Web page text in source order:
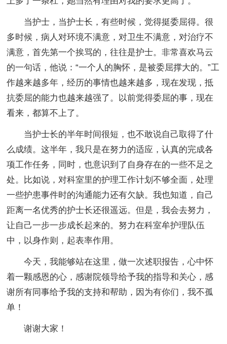
当护士，当护士长，有些时候，觉得挺委屈得。很
多时候，病人对环境不满意，对卫生不满意，对治疗不
满意，首先第一个挨骂的，往往是护士。非常喜欢马云
的一句话，他说：“一个人的胸怀，是被委屈撑大的。”工
作越来越多年，经历的事情也越来越多，现在发现，抵
抗委屈的能力也越来越强了。以前觉得委屈的事，现在
看来，都算不上了。
当护士长的半年时间很短，也不敢说自己取得了什
么成绩。这半年，我只是在努力的适应，认真的完成各
项工作任务，同时，也意识到了自身存在的一些不足之
处。比如说，对科室里的护理工作计划不够全面，处理
一些护患事件时的沟通能力还有欠缺。我也知道，自己
距离一名优秀的护士长还很遥远。但是，我会去努力，
让自己一步一步成长起来的。努力在科室牟护理队伍
中，以身作则，起表率作用。
今天，我能够站在这里，做一次述职报告，心中怀
着一颗感恩的心，感谢院领导给予我的指导和关心，感
谢所有同事给予我的支持和帮助，因为有你们，我不孤
单！
谢谢大家！